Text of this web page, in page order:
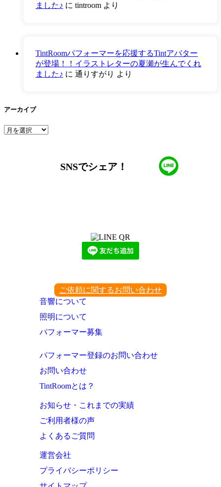
ました♪ に tintroom より
TintRoomパフォーマーを応援するTintアバター
が登場！！イラストレターの夏瀬が生んでくれ
ました♪ に 通りすがり より
アーカイブ
ア
SNSでシェア！
ご依頼に関するお問い合わせ
音響について
照明について
パフォーマー募集
パフォーマー登録のお問い合わせ
お問い合わせ
TintRoomとは？
お知らせ・これまでの実績
ご利用者様の声
よくあるご質問
運営会社
プライバシーポリシー